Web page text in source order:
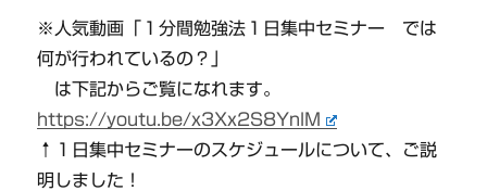
※人気動画「１分間勉強法１日集中セミナー では
何が行われているの？」
は下記からご覧になれます。
https://youtu.be/x3Xx2S8YnlM
↑１日集中セミナーのスケジュールについて、ご説
明しました！